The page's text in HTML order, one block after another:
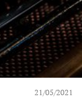
21/05/2021